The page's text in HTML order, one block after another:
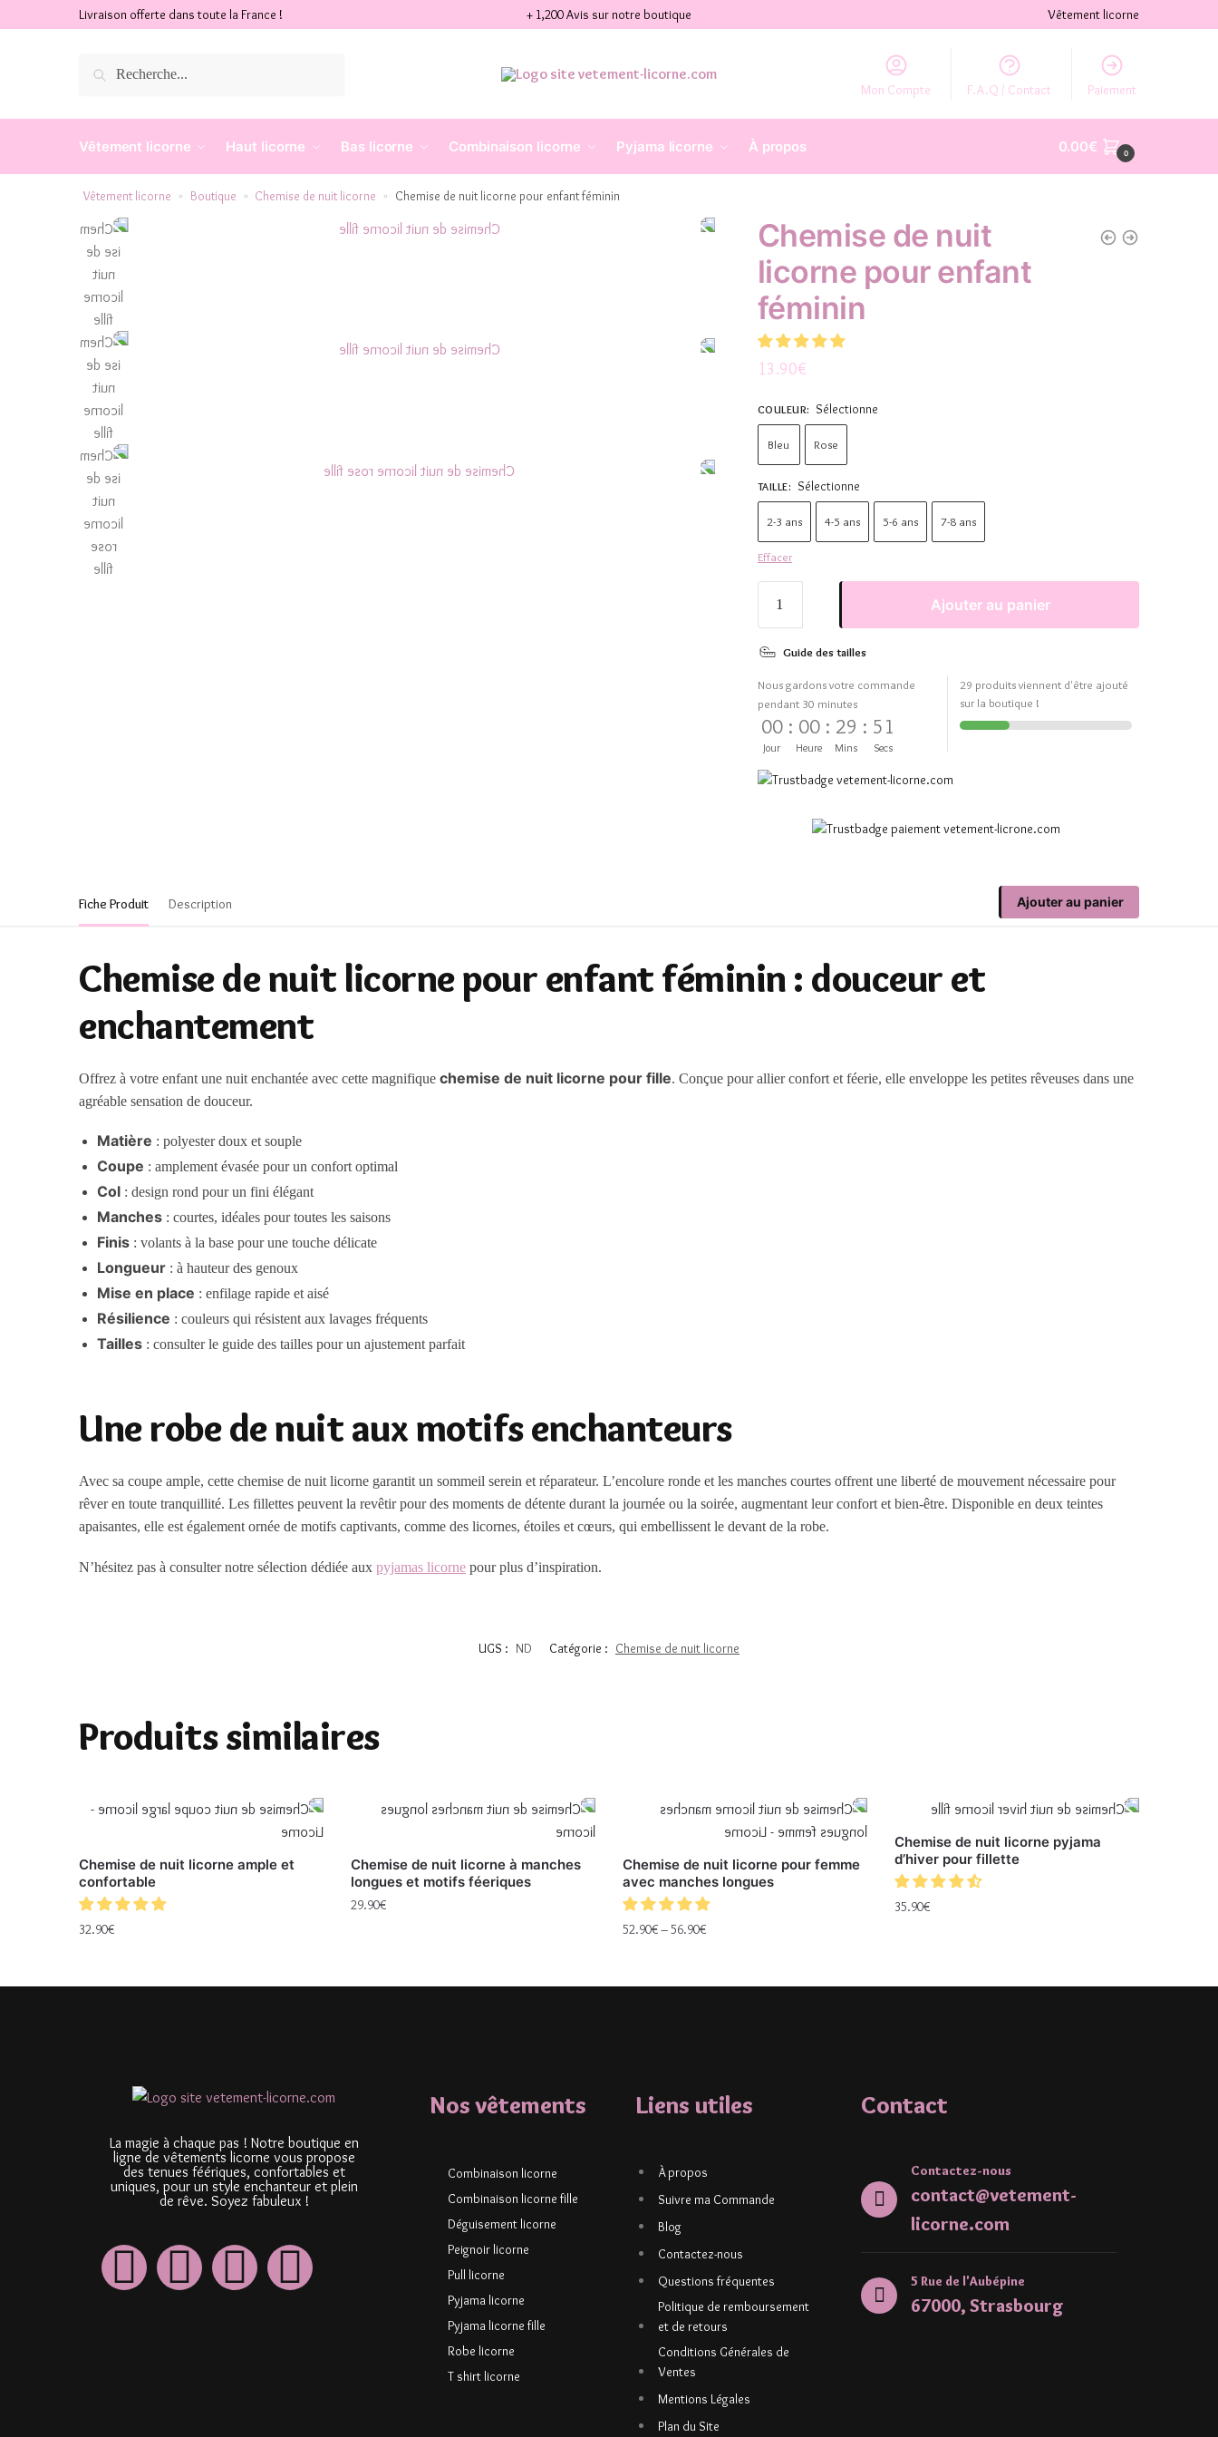
Livraison offerte dans toute la France ! + 1,200 Avis sur notre boutique Vêtement licorne
Recherche Mon Compte F.A.Q / Contact Paiement
Vêtement licorne Haut licorne Bas licorne Combinaison licorne Pyjama licorne À propos 0.00€ 0
Vêtement licorne » Boutique » Chemise de nuit licorne » Chemise de nuit licorne pour enfant féminin
Chemise de nuit
licorne pour enfant
féminin
13.90€
COULEUR: Sélectionne
Bleu Rose
TAILLE: Sélectionne
2-3 ans 4-5 ans 5-6 ans 7-8 ans
Effacer
Ajouter au panier
Guide des tailles
Nous gardons votre commande
pendant 30 minutes
00
Jour
: 00
Heure
: 29
Mins
: 51
Secs
29 produits viennent d'être ajouté
sur la boutique !
Fiche Produit Description Ajouter au panier
Chemise de nuit licorne pour enfant féminin : douceur et
enchantement
Offrez à votre enfant une nuit enchantée avec cette magnifiquechemise de nuit licorne pour fille. Conçue pour allier confort et féerie, elle enveloppe les petites rêveuses dans une
agréable sensation de douceur.
Matière : polyester doux et souple
Coupe : amplement évasée pour un confort optimal
Col : design rond pour un fini élégant
Manches : courtes, idéales pour toutes les saisons
Finis : volants à la base pour une touche délicate
Longueur : à hauteur des genoux
Mise en place : enfilage rapide et aisé
Résilience : couleurs qui résistent aux lavages fréquents
Tailles : consulter le guide des tailles pour un ajustement parfait
Une robe de nuit aux motifs enchanteurs
Avec sa coupe ample, cette chemise de nuit licorne garantit un sommeil serein et réparateur. L’encolure ronde et les manches courtes offrent une liberté de mouvement nécessaire pour
rêver en toute tranquillité. Les fillettes peuvent la revêtir pour des moments de détente durant la journée ou la soirée, augmentant leur confort et bien-être. Disponible en deux teintes
apaisantes, elle est également ornée de motifs captivants, comme des licornes, étoiles et cœurs, qui embellissent le devant de la robe.
N’hésitez pas à consulter notre sélection dédiée auxpyjamas licorne pour plus d’inspiration.
UGS : ND Catégorie : Chemise de nuit licorne
Produits similaires
Chemise de nuit licorne ample et
confortable
32.90€
Chemise de nuit licorne à manches
longues et motifs féeriques
29.90€
Chemise de nuit licorne pour femme
avec manches longues
52.90€–56.90€
Chemise de nuit licorne pyjama
d’hiver pour fillette
35.90€
La magie à chaque pas ! Notre boutique en
ligne de vêtements licorne vous propose
des tenues féériques, confortables et
uniques, pour un style enchanteur et plein
de rêve. Soyez fabuleux !
Nos vêtements
Combinaison licorne
Combinaison licorne fille
Déguisement licorne
Peignoir licorne
Pull licorne
Pyjama licorne
Pyjama licorne fille
Robe licorne
T shirt licorne
Liens utiles
À propos
Suivre ma Commande
Blog
Contactez-nous
Questions fréquentes
Politique de remboursement
et de retours
Conditions Générales de
Ventes
Mentions Légales
Plan du Site
Contact
Contactez-nous
contact@vetement-
licorne.com
5 Rue de l'Aubépine
67000, Strasbourg